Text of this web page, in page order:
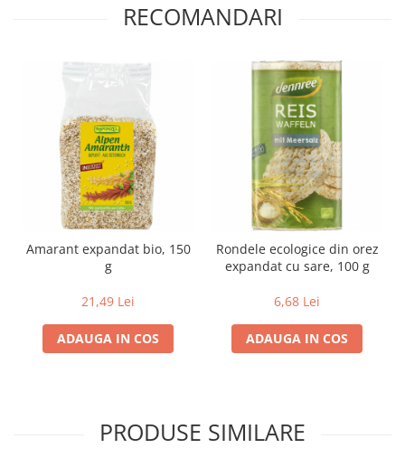
Conserve de peste bio
Pateu bio si creme vegetale
Produse din tomate
Ketchup bio
Sosuri bio din tomate
Sucuri si bauturi bio
Lapte bio si bauturi vegetale
Sirop bio
Sucuri din fructe si legume bio
Superalimente bio
RECOMANDARI
Amarant expandat bio, 150
g
21,49 Lei
ADAUGA IN COS
Rondele ecologice din orez
expandat cu sare, 100 g
6,68 Lei
ADAUGA IN COS
PRODUSE SIMILARE